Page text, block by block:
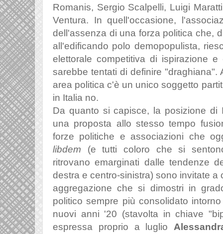
Romanis, Sergio Scalpelli, Luigi
Ventura. In quell'occasione,
dell'assenza di una forza politica che,
all'edificando polo demopopulista,
elettorale competitiva di ispirazione
sarebbe tentati di definire "draghiana".
area politica c'è un unico soggetto
in Italia no.
Da quanto si capisce, la posizione di
una proposta allo stesso tempo
forze politiche e associazioni che
libdem (e tutti coloro che si
ritrovano emarginati dalle tendenze
destra e centro-sinistra) sono invitate
aggregazione che si dimostri in
politico sempre più consolidato
nuovi anni '20 (stavolta in chiave
espressa proprio a luglio